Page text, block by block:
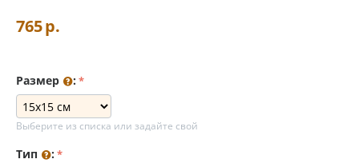
765р.
Размер :
Выберите из списка или задайте свой
Тип :